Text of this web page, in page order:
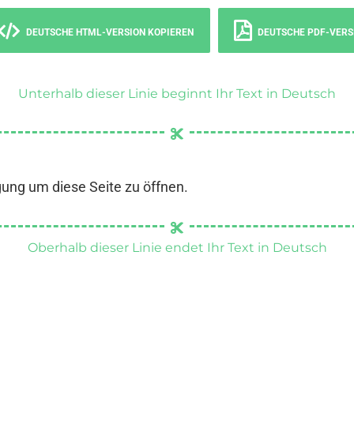
DEUTSCHE HTML-VERSION KOPIEREN DEUTSCHE PDF-
Unterhalb dieser Linie beginnt Ihr Text in Deutsch
um diese Seite zu öffnen.
Oberhalb dieser Linie endet Ihr Text in Deutsch